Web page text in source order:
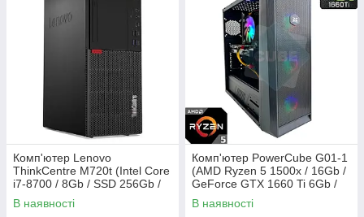
Комп'ютер Lenovo
ThinkCentre M720t (Intel Core
i7-8700 / 8Gb / SSD 256Gb /
UHD Graphics 630)
Refurbished
В наявності
Комп'ютер PowerCube G01-1
(AMD Ryzen 5 1500x / 16Gb /
GeForce GTX 1660 Ti 6Gb /
SSD 480Gb / 500W / USB 3.2)
В наявності